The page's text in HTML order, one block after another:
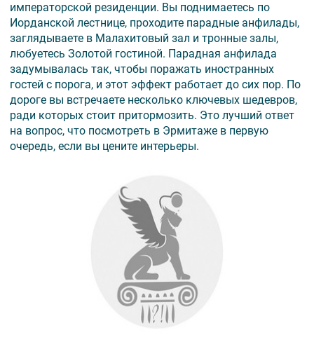
императорской резиденции. Вы поднимаетесь по
Иорданской лестнице, проходите парадные анфилады,
заглядываете в Малахитовый зал и тронные залы,
любуетесь Золотой гостиной. Парадная анфилада
задумывалась так, чтобы поражать иностранных
гостей с порога, и этот эффект работает до сих пор. По
дороге вы встречаете несколько ключевых шедевров,
ради которых стоит притормозить. Это лучший ответ
на вопрос, что посмотреть в Эрмитаже в первую
очередь, если вы цените интерьеры.